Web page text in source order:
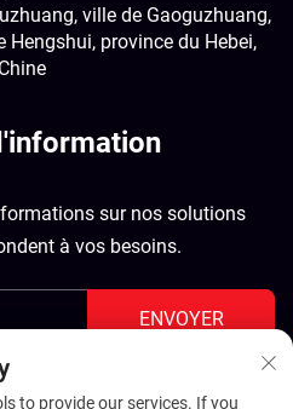
ville de Gaoguzhuang,
Hengshui, province du Hebei,
Chine
sur nos solutions
à vos besoins.
ENVOYER
to provide our services. If you